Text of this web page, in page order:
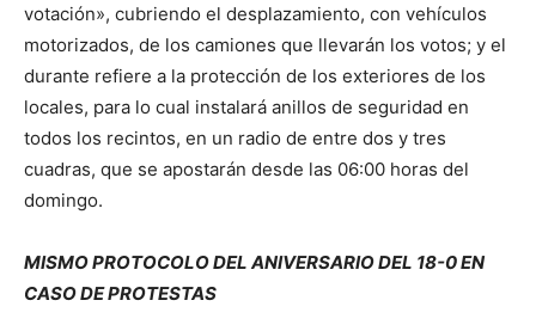
votación», cubriendo el desplazamiento, con vehículos
motorizados, de los camiones que llevarán los votos; y el
durante refiere a la protección de los exteriores de los
locales, para lo cual instalará anillos de seguridad en
todos los recintos, en un radio de entre dos y tres
cuadras, que se apostarán desde las 06:00 horas del
domingo.
MISMO PROTOCOLO DEL ANIVERSARIO DEL 18-0 EN
CASO DE PROTESTAS